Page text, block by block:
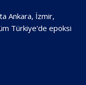
Ankara, İzmir,
Türkiye'de epoksi